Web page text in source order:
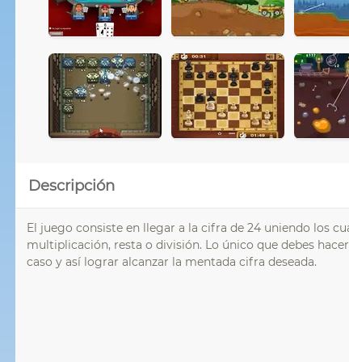
Descripción
El juego consiste en llegar a la cifra de 24 uniendo los
multiplicación, resta o división. Lo único que debes
caso y así lograr alcanzar la mentada cifra deseada.